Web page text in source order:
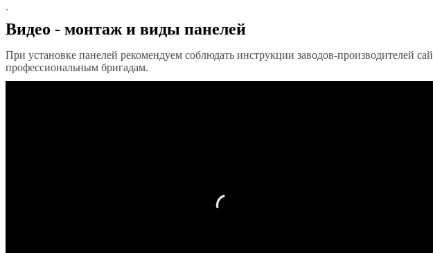
.
Видео - монтаж и виды панелей
При установке панелей рекомендуем соблюдать инструкции заводов-производителей
профессиональным бригадам.